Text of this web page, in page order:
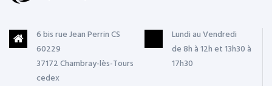
6 bis rue Jean Perrin CS
60229
37172 Chambray-lès-Tours
cedex
Lundi au Vendredi
de 8h à 12h et 13h30 à
17h30